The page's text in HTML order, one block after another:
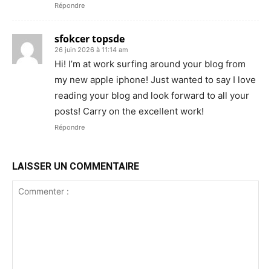
Répondre
sfokcer topsde
26 juin 2026 à 11:14 am
Hi! I’m at work surfing around your blog from
my new apple iphone! Just wanted to say I love
reading your blog and look forward to all your
posts! Carry on the excellent work!
Répondre
LAISSER UN COMMENTAIRE